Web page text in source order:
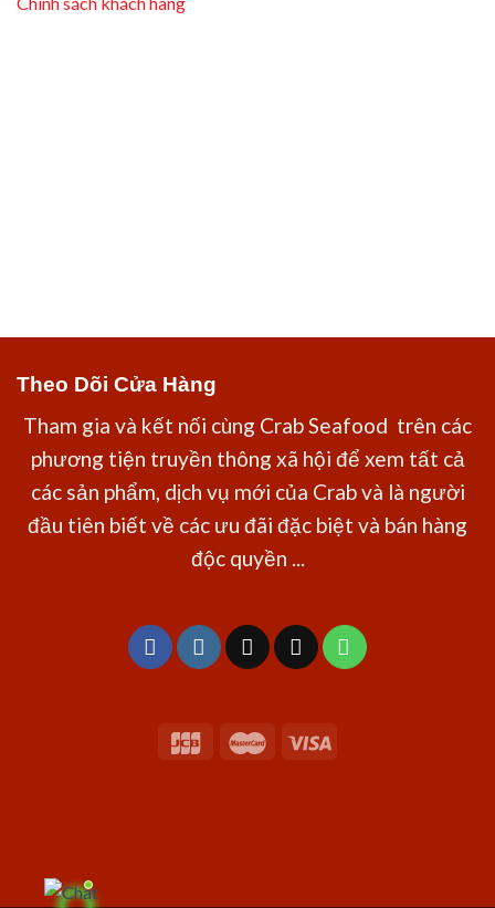
Theo Dõi Cửa Hàng
Tham gia và kết nối cùng Crab Seafood trên các
phương tiện truyền thông xã hội để xem tất cả
các sản phẩm, dịch vụ mới của Crab và là người
đầu tiên biết về các ưu đãi đặc biệt và bán hàng
độc quyền ...